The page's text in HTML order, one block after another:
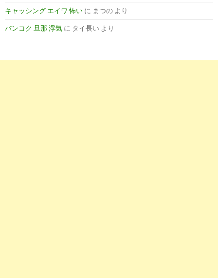
4 http:// nurse-cube.com/flowcheck/resign/
退職の手順 - 看護師CUBE
キャッシング エイワ 怖い に まつの より
バンコク 旦那 浮気 に タイ長い より